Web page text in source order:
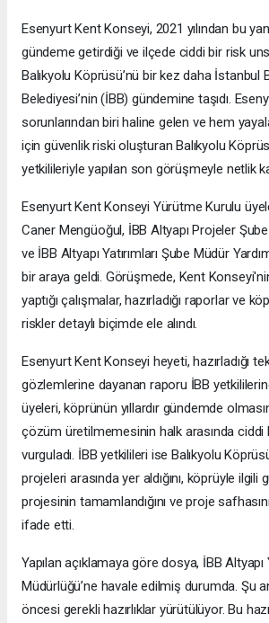
Esenyurt Kent Konseyi, 2021 yılından bu
gündeme getirdiği ve ilçede ciddi bir risk
Balıkyolu Köprüsü’nü bir kez daha İstanbul
Belediyesi’nin (İBB) gündemine taşıdı.
sorunlarından biri haline gelen ve hem
için güvenlik riski oluşturan Balıkyolu
yetkilileriyle yapılan son görüşmeyle netlik
Esenyurt Kent Konseyi Yürütme Kurulu
Caner Mengüoğul, İBB Altyapı Projeler
ve İBB Altyapı Yatırımları Şube Müdür
bir araya geldi. Görüşmede, Kent
yaptığı çalışmalar, hazırladığı raporlar ve
riskler detaylı biçimde ele alındı.
Esenyurt Kent Konseyi heyeti, hazırladığı
gözlemlerine dayanan raporu İBB
üyeleri, köprünün yıllardır gündemde
çözüm üretilmemesinin halk arasında ciddi
vurguladı. İBB yetkilileri ise Balıkyolu
projeleri arasında yer aldığını, köprüyle ilgili
projesinin tamamlandığını ve proje
ifade etti.
Yapılan açıklamaya göre dosya, İBB Altyapı
Müdürlüğü’ne havale edilmiş durumda. Şu
öncesi gerekli hazırlıklar yürütülüyor. Bu